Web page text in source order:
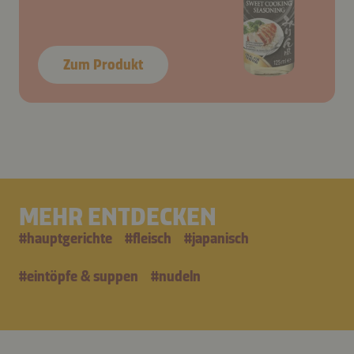
Zum Produkt
MEHR ENTDECKEN
#hauptgerichte #fleisch #japanisch
#eintöpfe & suppen #nudeln